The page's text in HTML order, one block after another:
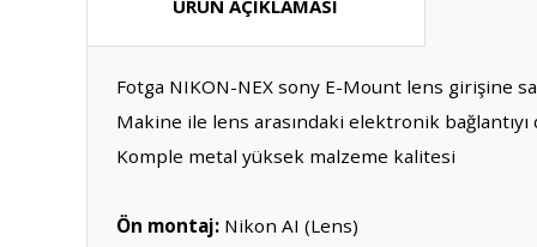
ÜRÜN AÇIKLAMASI
Fotga NIKON-NEX sony E-Mount lens girişine
Makine ile lens arasındaki elektronik
Komple metal yüksek malzeme kalitesi
Ön montaj: Nikon AI (Lens)